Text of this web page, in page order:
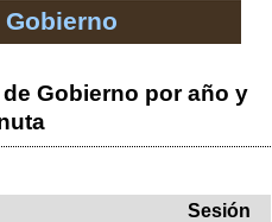
Gobierno por año y
Sesión